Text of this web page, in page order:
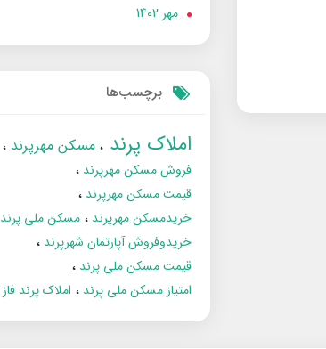
مهر 1402
برچسب‌ها
املاک پرند مسکن مهرپرند
فروش مسکن مهرپرند
قیمت مسکن مهرپرند
خریدمسکن مهرپرند
مسکن ملی پرند
خریدوفروش آپارتمان شهرپرند
قیمت مسکن ملی پرند
امتیاز مسکن ملی پرند
املاک پرند فاز 6